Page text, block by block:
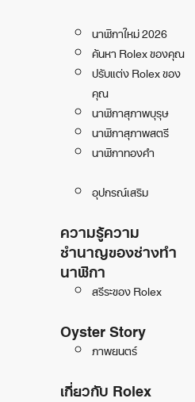
นาฬิกาใหม่ 2026
ค้นหา Rolex ของคุณ
ปรับแต่ง Rolex ของ
คุณ
นาฬิกาสุภาพบุรุษ
นาฬิกาสุภาพสตรี
นาฬิกาทองคำ
อุปกรณ์เสริม
ความรู้ความ
ชำนาญของช่างทำ
นาฬิกา
สรีระของ Rolex
Oyster Story
ภาพยนตร์
เกี่ยวกับ Rolex